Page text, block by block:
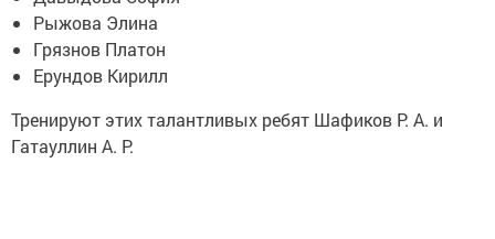
Рыжова Элина
Грязнов Платон
Ерундов Кирилл
Тренируют этих талантливых ребят Шафиков Р. А. и
Гатауллин А. Р.